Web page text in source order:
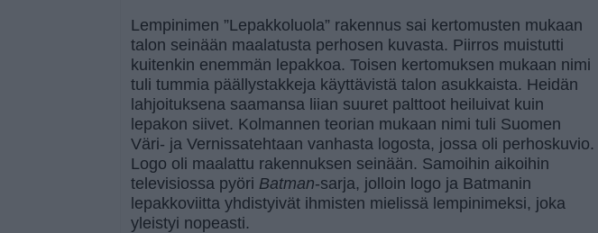
Lempinimen ”Lepakkoluola” rakennus sai kertomusten mukaan
talon seinään maalatusta perhosen kuvasta. Piirros muistutti
kuitenkin enemmän lepakkoa. Toisen kertomuksen mukaan nimi
tuli tummia päällystakkeja käyttävistä talon asukkaista. Heidän
lahjoituksena saamansa liian suuret palttoot heiluivat kuin
lepakon siivet. Kolmannen teorian mukaan nimi tuli Suomen
Väri- ja Vernissatehtaan vanhasta logosta, jossa oli perhoskuvio.
Logo oli maalattu rakennuksen seinään. Samoihin aikoihin
televisiossa pyöri Batman-sarja, jolloin logo ja Batmanin
lepakkoviitta yhdistyivät ihmisten mielissä lempinimeksi, joka
yleistyi nopeasti.